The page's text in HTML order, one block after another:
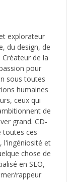
explorateur
du design, de
de la
pour
sous toutes
humaines
ceux qui
de
grand. CD-
toutes ces
l'ingéniosité et
chose de
en SEO,
rappeur